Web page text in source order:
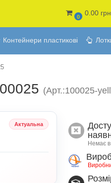
0
0.00 грн.
Контейнери пластикові
(Арт.:100025-
Актуальна
Немає в